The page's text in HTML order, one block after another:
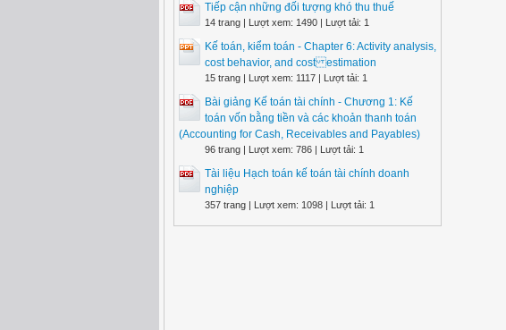
Tiếp cận những đối tượng khó thu thuế
14 trang | Lượt xem: 1490 | Lượt tải: 1
Kế toán, kiểm toán - Chapter 6: Activity analysis,
cost behavior, and cost estimation
15 trang | Lượt xem: 1117 | Lượt tải: 1
Bài giảng Kế toán tài chính - Chương 1: Kế
toán vốn bằng tiền và các khoản thanh toán
(Accounting for Cash, Receivables and Payables)
96 trang | Lượt xem: 786 | Lượt tải: 1
Tài liệu Hạch toán kế toán tài chính doanh
nghiệp
357 trang | Lượt xem: 1098 | Lượt tải: 1